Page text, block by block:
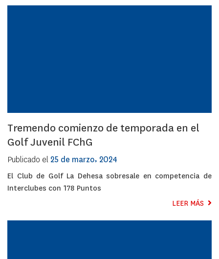
Tremendo comienzo de temporada en el
Golf Juvenil FChG
Publicado el 25 de marzo, 2024
El Club de Golf La Dehesa sobresale en competencia de
Interclubes con 178 Puntos
LEER MÁS